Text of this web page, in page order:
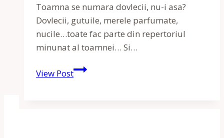
Toamna se numara dovlecii, nu-i asa?
Dovlecii, gutuile, merele parfumate,
nucile…toate fac parte din repertoriul
minunat al toamnei… Si…
View PostCupcakes